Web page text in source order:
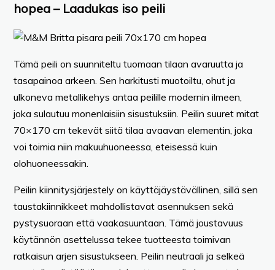
hopea – Laadukas iso peili
Tämä peili on suunniteltu tuomaan tilaan avaruutta ja
tasapainoa arkeen. Sen harkitusti muotoiltu, ohut ja
ulkoneva metallikehys antaa peilille modernin ilmeen,
joka sulautuu monenlaisiin sisustuksiin. Peilin suuret mitat
70×170 cm tekevät siitä tilaa avaavan elementin, joka
voi toimia niin makuuhuoneessa, eteisessä kuin
olohuoneessakin.
Peilin kiinnitysjärjestely on käyttäjäystävällinen, sillä sen
taustakiinnikkeet mahdollistavat asennuksen sekä
pystysuoraan että vaakasuuntaan. Tämä joustavuus
käytännön asettelussa tekee tuotteesta toimivan
ratkaisun arjen sisustukseen. Peilin neutraali ja selkeä